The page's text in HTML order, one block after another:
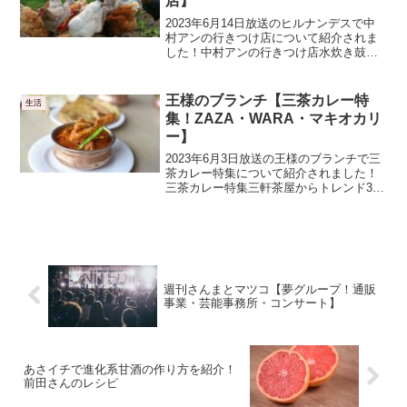
2023年6月14日放送のヒルナンデスで中
村アンの行きつけ店について紹介されま
した！中村アンの行きつけ店水炊き鼓次
気です 300円・つくねもオススメだそう
です・田町駅東...
生活
王様のブランチ【三茶カレー特
集！ZAZA・WARA・マキオカリ
ー】
2023年6月3日放送の王様のブランチで三
茶カレー特集について紹介されました！
三茶カレー特集三軒茶屋からトレンド3店
週刊さんまとマツコ【夢グループ！通販
事業・芸能事務所・コンサート】
あさイチで進化系甘酒の作り方を紹介！
前田さんのレシピ